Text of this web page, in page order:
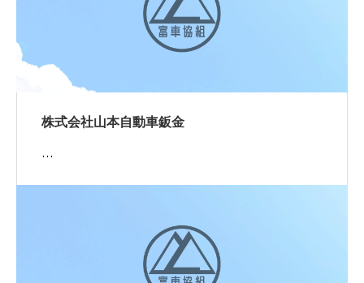
株式会社山本自動車鈑金
…